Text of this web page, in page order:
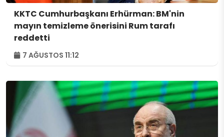
KKTC Cumhurbaşkanı Erhürman: BM'nin
mayın temizleme önerisini Rum tarafı
reddetti
7 AĞUSTOS 11:12